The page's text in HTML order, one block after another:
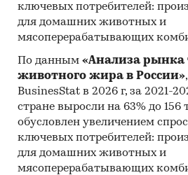
ключевых потребителей:
для домашних животных и
мясоперерабатывающих
По данным «Анализа рынка
животного жира в России»
BusinesStat в 2026 г, за 2021-
стране выросли на 63% до 156
обусловлен увеличением
ключевых потребителей:
для домашних животных и
мясоперерабатывающих